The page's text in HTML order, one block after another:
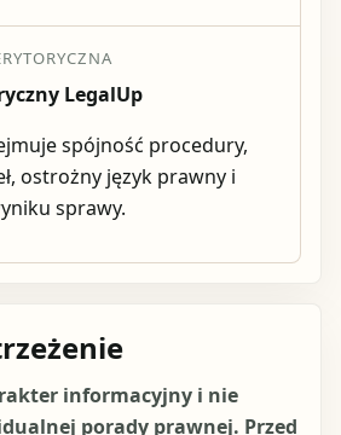
LegalUp
spójność procedury,
ostrożny język prawny i
sprawy.
informacyjny i nie
porady prawnej. Przed